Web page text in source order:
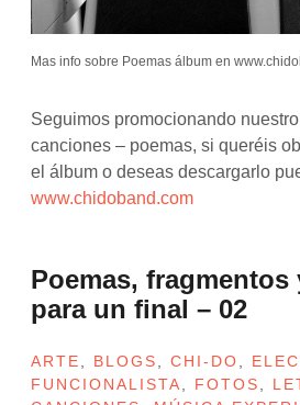
Mas info sobre Poemas álbum en
Seguimos promocionando
canciones – poemas, si queréis
el álbum o deseas descargarlo
www.chidoband.com
Poemas,
para un final – 02
ARTE BLOGS ,CHI-DO
FUNCIONALISTA
FOTOS